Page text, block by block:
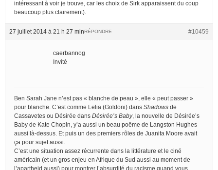
intéressant à voir je trouve, car les choix de Sirk apparaissent du coup
beaucoup plus clairement).
27 juillet 2014 à 21 h 27 min #10459
RÉPONDRE
caerbannog
Invité
Ben Sarah Jane n’est pas « blanche de peau », elle « peut passer »
pour blanche. C’est comme Lelia (Goldoni) dans Shadows de
Cassavetes ou Désirée dans Désirée’s Baby, la nouvelle de Désirée’s
Baby de Kate Chopin, y’a aussi un beau poême de Langston Hughes
aussi là-dessus. Et puis un des premiers rôles de Juanita Moore avait
ça pour sujet aussi.
C’est une situation assez récurrente dans la littérature et le ciné
américain (et un gros enjeu en Afrique du Sud aussi au moment de
l’apartheid aussi) pour montrer l’absurdité du racisme quand vous